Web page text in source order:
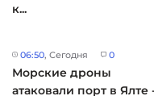
к...
06:50, Сегодня 0
Морские дроны
атаковали порт в Ялте